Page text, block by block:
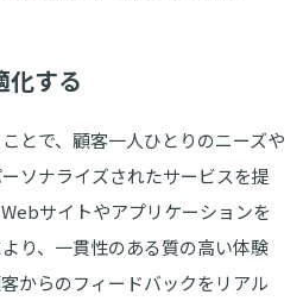
化する
とで、顧客一人ひとりのニーズや
ソナライズされたサービスを提
サイトやアプリケーションを
り、一貫性のある質の高い体験
からのフィードバックをリアル